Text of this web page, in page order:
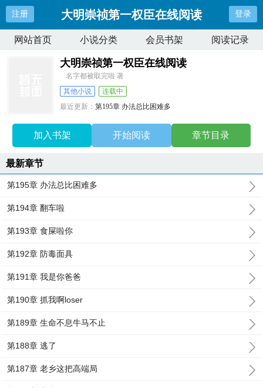
注册 大明崇祯第一权臣在线阅读 登录
网站首页 小说分类 会员书架 阅读记录
大明崇祯第一权臣在线阅读
名字都被取完啦 著
其他小说
连载中
最近更新：第195章 办法总比困难多
加入书架 开始阅读 章节目录
最新章节
第195章 办法总比困难多
第194章 翻车啦
第193章 食屎啦你
第192章 防毒面具
第191章 我是你爸爸
第190章 抓我啊loser
第189章 生命不息牛马不止
第188章 逃了
第187章 老乡这把高端局